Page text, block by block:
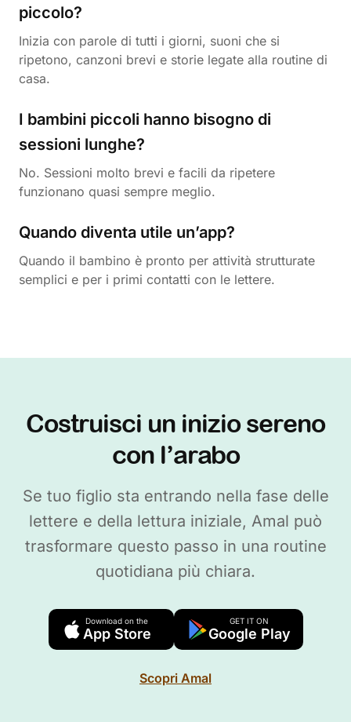
piccolo?
Inizia con parole di tutti i giorni, suoni che si
ripetono, canzoni brevi e storie legate alla routine di
casa.
I bambini piccoli hanno bisogno di
sessioni lunghe?
No. Sessioni molto brevi e facili da ripetere
funzionano quasi sempre meglio.
Quando diventa utile un’app?
Quando il bambino è pronto per attività strutturate
semplici e per i primi contatti con le lettere.
Costruisci un inizio sereno
con l’arabo
Se tuo figlio sta entrando nella fase delle
lettere e della lettura iniziale, Amal può
trasformare questo passo in una routine
quotidiana più chiara.
Download on the
App Store
GET IT ON
Google Play
Scopri Amal